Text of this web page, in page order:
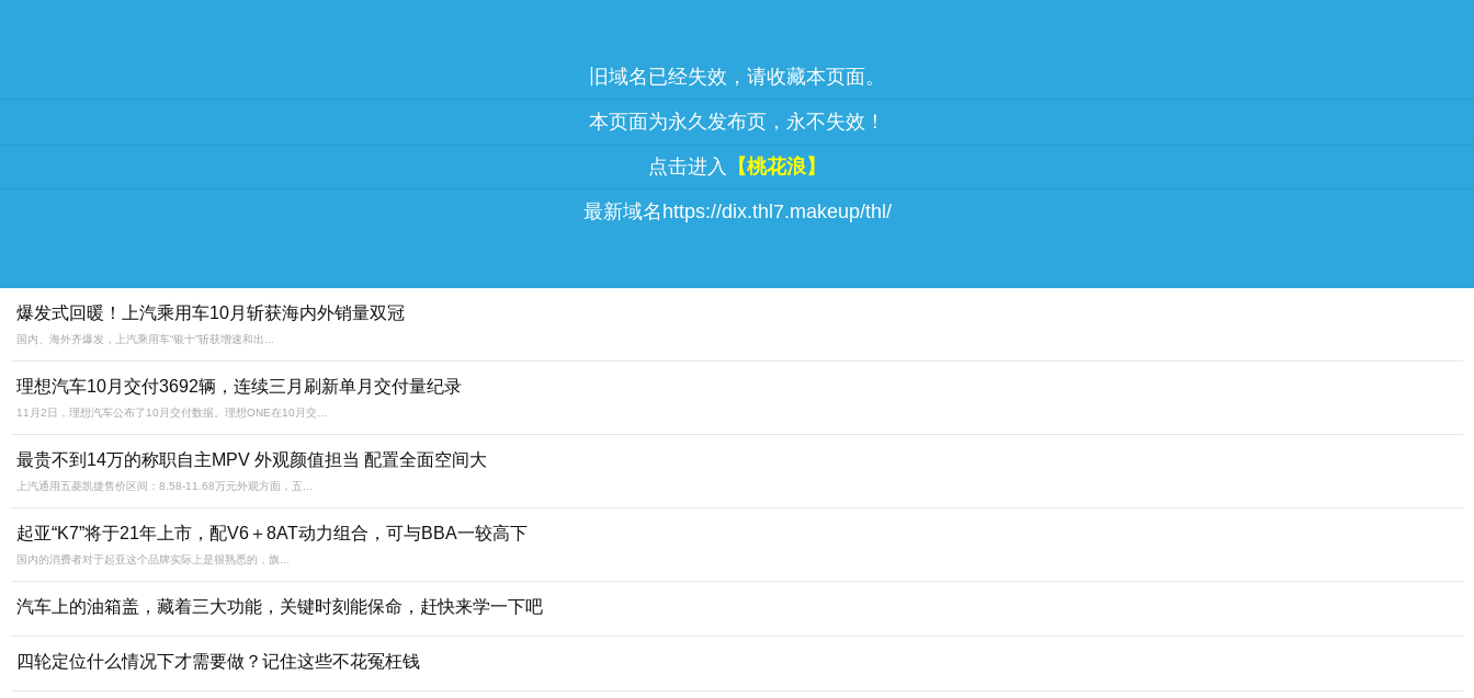
旧域名已经失效，请收藏本页面。
本页面为永久发布页，永不失效！
点击进入 【桃花浪】
最新域名https://dix.thl7.makeup/thl/
爆发式回暖！上汽乘用车10月斩获海内外销量双冠
国内、海外齐爆发，上汽乘用车“银十”斩获增速和出...
理想汽车10月交付3692辆，连续三月刷新单月交付量纪录
11月2日，理想汽车公布了10月交付数据。理想ONE在10月交...
最贵不到14万的称职自主MPV 外观颜值担当 配置全面空间大
上汽通用五菱凯捷售价区间：8.58-11.68万元外观方面，五...
起亚“K7”将于21年上市，配V6＋8AT动力组合，可与BBA一较高下
国内的消费者对于起亚这个品牌实际上是很熟悉的，旗...
汽车上的油箱盖，藏着三大功能，关键时刻能保命，赶快来学一下吧
四轮定位什么情况下才需要做？记住这些不花冤枉钱